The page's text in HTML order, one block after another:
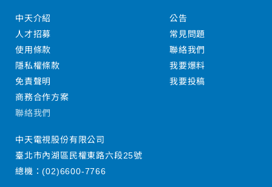
中天介紹
人才招募
使用條款
隱私權條款
免責聲明
商務合作方案
公告
常見問題
聯絡我們
我要爆料
我要投稿
聯絡我們
中天電視股份有限公司
臺北市內湖區民權東路六段25號
總機：(02)6600-7766